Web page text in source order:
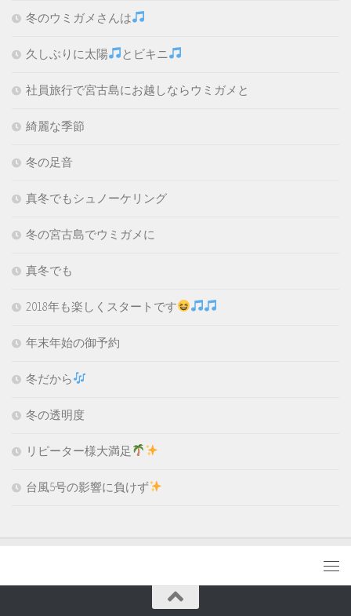
冬のウミガメさんは
久しぶりに太陽 とビキニ
社員旅行で宮古島にお越しならウミガメと
綺麗な季節
冬の足音
真冬でもシュノーケリング
冬の宮古島でウミガメに
真冬でも
2018年も楽しくスタートです
年末年始の御予約
冬だから
冬の透明度
リピーター様大満足
台風5号の影響に負けず